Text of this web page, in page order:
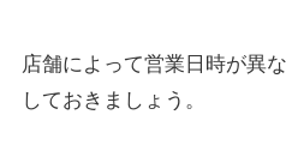
店舗によって営業日時が異
しておきましょう。